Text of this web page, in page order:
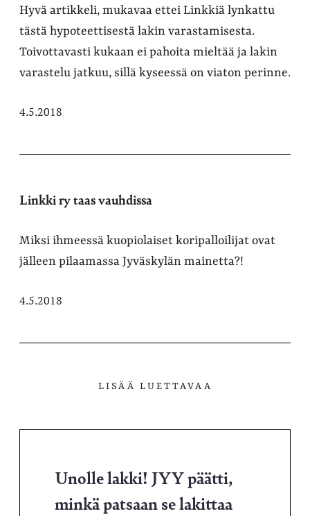
Hyvä artikkeli, mukavaa ettei Linkkiä lynkattu
tästä hypoteettisestä lakin varastamisesta.
Toivottavasti kukaan ei pahoita mieltää ja lakin
varastelu jatkuu, sillä kyseessä on viaton perinne.
4.5.2018
Linkki ry taas vauhdissa
Miksi ihmeessä kuopiolaiset koripalloilijat ovat
jälleen pilaamassa Jyväskylän mainetta?!
4.5.2018
LISÄÄ LUETTAVAA
Unolle lakki! JYY päätti,
minkä patsaan se lakittaa